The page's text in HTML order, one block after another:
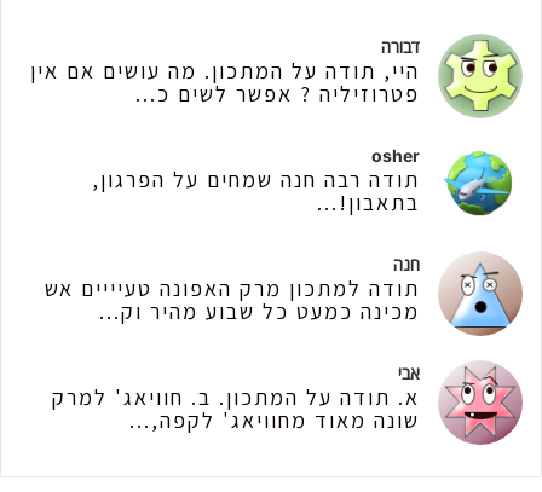
דבורה
היי, תודה על המתכון. מה עושים אם אין
פטרוזיליה ? אפשר לשים כ...
osher
תודה רבה חנה שמחים על הפרגון,
בתאבון!...
חנה
תודה למתכון מרק האפונה טעיייים אש
מכינה כמעט כל שבוע מהיר וק...
אבי
א. תודה על המתכון. ב. חוויאג' למרק
שונה מאוד מחוויאג' לקפה,...